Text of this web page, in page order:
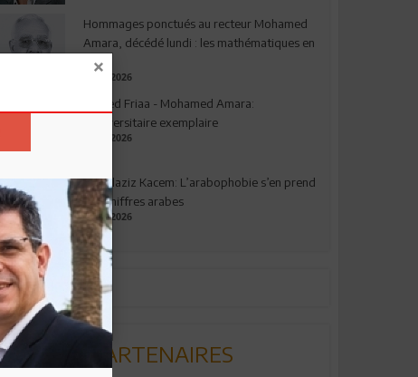
Hommages ponctués au recteur Mohamed
Amara, décédé lundi : les mathématiques en
deuil
03.08.2026
Ahmed Friaa - Mohamed Amara:
l’Universitaire exemplaire
04.08.2026
Abdelaziz Kacem: L’arabophobie s’en prend
aux chiffres arabes
09.07.2026
PARTENAIRES